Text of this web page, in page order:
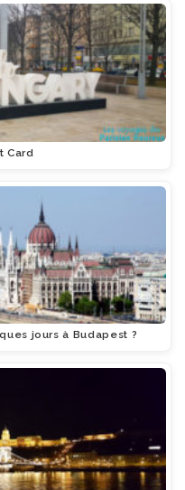
Card
jours à Budapest ?